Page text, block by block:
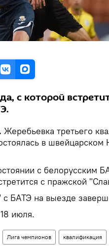
с которой
Жеребьевка третьего
в
с белорусским
с пражской
БАТЭ на выезде
июля.
Лига чемпионов квалификация